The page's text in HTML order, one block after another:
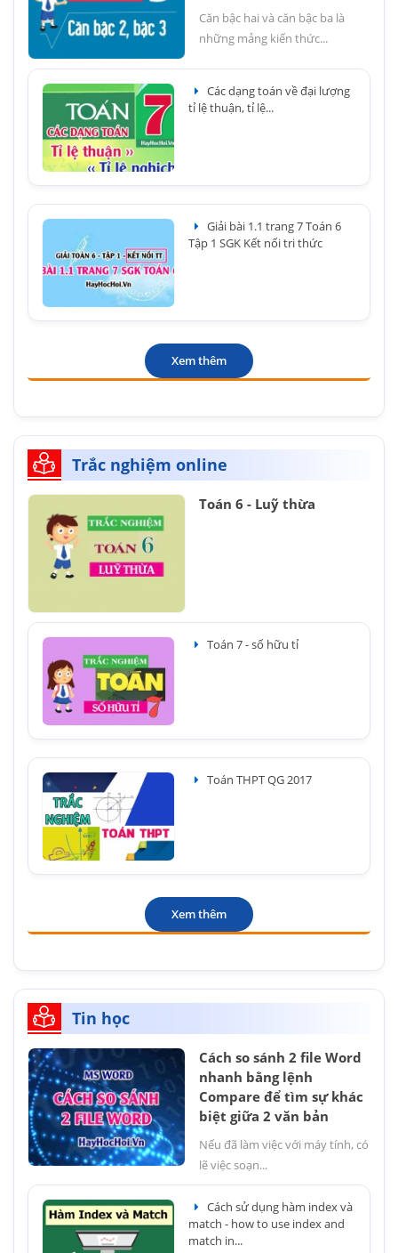
Căn bậc hai và căn bậc ba là
những mảng kiến thức...
Các dạng toán về đại lượng
tỉ lệ thuận, tỉ lệ...
Giải bài 1.1 trang 7 Toán 6
Tập 1 SGK Kết nối tri thức
Xem thêm
Trắc nghiệm online
Toán 6 - Luỹ thừa
Toán 7 - số hữu tỉ
Toán THPT QG 2017
Xem thêm
Tin học
Cách so sánh 2 file Word
nhanh bằng lệnh
Compare để tìm sự khác
biệt giữa 2 văn bản
Nếu đã làm việc với máy tính, có
lẽ việc soạn...
Cách sử dụng hàm index và
match - how to use index and
match in...